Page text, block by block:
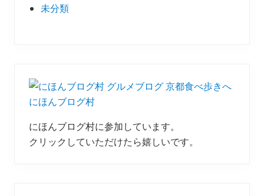
未分類
にほんブログ村
にほんブログ村に参加しています。
クリックしていただけたら嬉しいです。